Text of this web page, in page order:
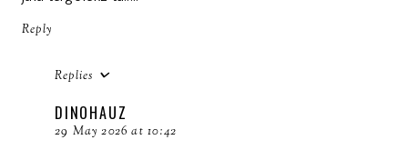
Reply
Replies
DINOHAUZ
29 May 2026 at 10:42